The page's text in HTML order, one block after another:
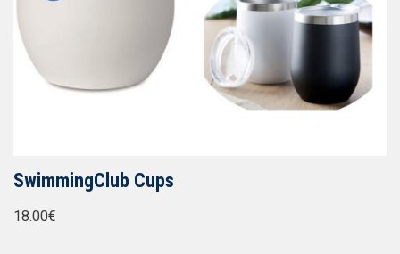
SwimmingClub Cups
18.00€